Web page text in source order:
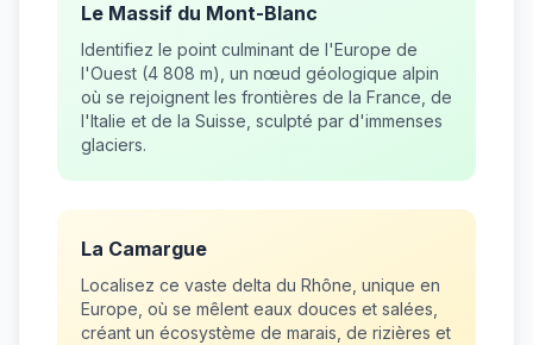
Le Massif du Mont-Blanc
Identifiez le point culminant de l'Europe de
l'Ouest (4 808 m), un nœud géologique alpin
où se rejoignent les frontières de la France, de
l'Italie et de la Suisse, sculpté par d'immenses
glaciers.
La Camargue
Localisez ce vaste delta du Rhône, unique en
Europe, où se mêlent eaux douces et salées,
créant un écosystème de marais, de rizières et